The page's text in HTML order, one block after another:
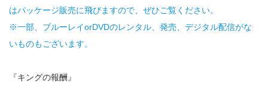
はパッケージ販売に飛びますので、ぜひご覧ください。
※一部、ブルーレイorDVDのレンタル、発売、デジタル配信がな
いものもございます。
『キングの報酬』